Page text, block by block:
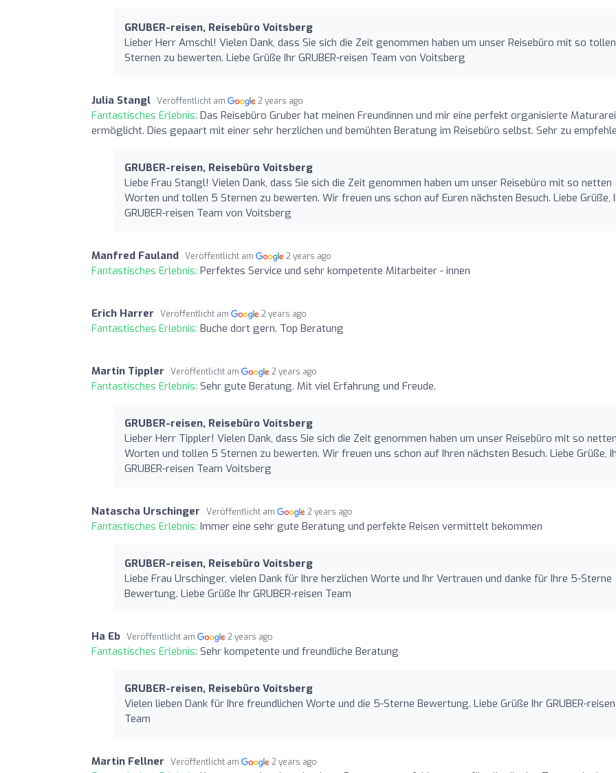
GRUBER-reisen, Reisebüro Voitsberg
Lieber Herr Amschl! Vielen Dank, dass Sie sich die Zeit genommen haben um unser Reisebüro mit so
Sternen zu bewerten. Liebe Grüße Ihr GRUBER-reisen Team von Voitsberg
Julia Stangl Veröffentlicht am 2 years ago
Fantastisches Erlebnis: Das Reisebüro Gruber hat meinen Freundinnen und mir eine perfekt organisierte
ermöglicht. Dies gepaart mit einer sehr herzlichen und bemühten Beratung im Reisebüro selbst. Sehr zu
GRUBER-reisen, Reisebüro Voitsberg
Liebe Frau Stangl! Vielen Dank, dass Sie sich die Zeit genommen haben um unser Reisebüro mit so netten
Worten und tollen 5 Sternen zu bewerten. Wir freuen uns schon auf Euren nächsten Besuch. Liebe Grüße,
GRUBER-reisen Team von Voitsberg
Manfred Fauland Veröffentlicht am 2 years ago
Fantastisches Erlebnis: Perfektes Service und sehr kompetente Mitarbeiter - innen
Erich Harrer Veröffentlicht am 2 years ago
Fantastisches Erlebnis: Buche dort gern. Top Beratung
Martin Tippler Veröffentlicht am 2 years ago
Fantastisches Erlebnis: Sehr gute Beratung. Mit viel Erfahrung und Freude.
GRUBER-reisen, Reisebüro Voitsberg
Lieber Herr Tippler! Vielen Dank, dass Sie sich die Zeit genommen haben um unser Reisebüro mit so netten
Worten und tollen 5 Sternen zu bewerten. Wir freuen uns schon auf Ihren nächsten Besuch. Liebe Grüße,
GRUBER-reisen Team Voitsberg
Natascha Urschinger Veröffentlicht am 2 years ago
Fantastisches Erlebnis: Immer eine sehr gute Beratung und perfekte Reisen vermittelt bekommen
GRUBER-reisen, Reisebüro Voitsberg
Liebe Frau Urschinger, vielen Dank für Ihre herzlichen Worte und Ihr Vertrauen und danke für Ihre 5-Sterne
Bewertung. Liebe Grüße Ihr GRUBER-reisen Team
Ha Eb Veröffentlicht am 2 years ago
Fantastisches Erlebnis: Sehr kompetente und freundliche Beratung
GRUBER-reisen, Reisebüro Voitsberg
Vielen lieben Dank für Ihre freundlichen Worte und die 5-Sterne Bewertung. Liebe Grüße Ihr GRUBER-reisen
Team
Martin Fellner Veröffentlicht am 2 years ago